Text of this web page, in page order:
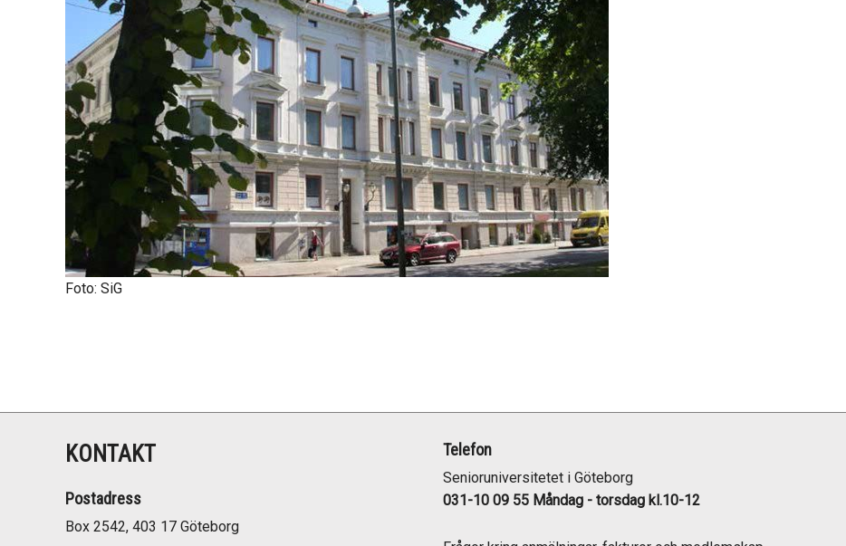
Foto: SiG
KONTAKT
Postadress
Box 2542, 403 17 Göteborg
Telefon
Senioruniversitetet i Göteborg
031-10 09 55 Måndag - torsdag kl.10-12